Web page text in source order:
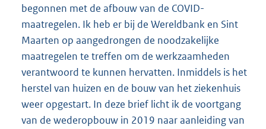
begonnen met de afbouw van de COVID-
maatregelen. Ik heb er bij de Wereldbank en Sint
Maarten op aangedrongen de noodzakelijke
maatregelen te treffen om de werkzaamheden
verantwoord te kunnen hervatten. Inmiddels is het
herstel van huizen en de bouw van het ziekenhuis
weer opgestart. In deze brief licht ik de voortgang
van de wederopbouw in 2019 naar aanleiding van